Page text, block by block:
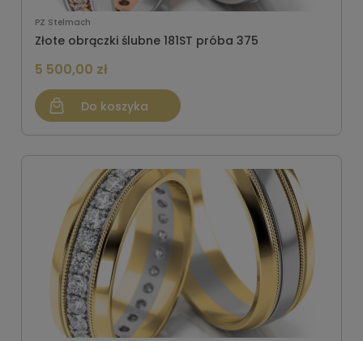
PZ Stelmach
Złote obrączki ślubne 181ST próba 375
5 500,00 zł
Do koszyka